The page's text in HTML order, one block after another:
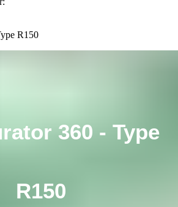
R150
360 - Type
R150